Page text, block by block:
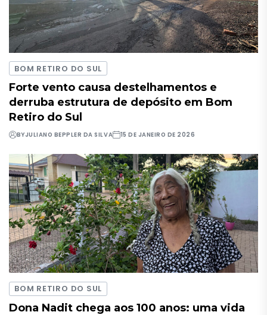
BOM RETIRO DO SUL
Forte vento causa destelhamentos e
derruba estrutura de depósito em Bom
Retiro do Sul
BYJULIANO BEPPLER DA SILVA 15 DE JANEIRO DE 2026
BOM RETIRO DO SUL
Dona Nadit chega aos 100 anos: uma vida